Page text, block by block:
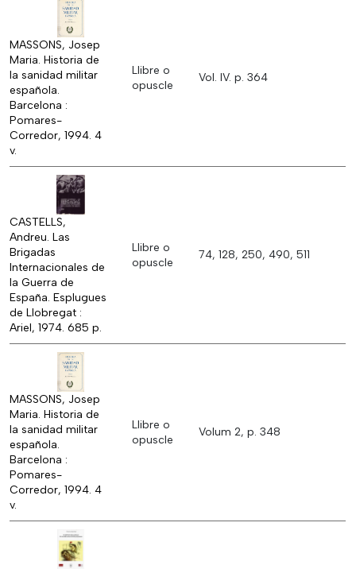
MASSONS, Josep
Maria. Historia de
la sanidad militar
española.
Barcelona :
Pomares-
Corredor, 1994. 4
v.
Llibre o
opuscle
Vol. IV. p. 364
CASTELLS,
Andreu. Las
Brigadas
Internacionales de
la Guerra de
España. Esplugues
de Llobregat :
Ariel, 1974. 685 p.
Llibre o
opuscle
74, 128, 250, 490, 511
MASSONS, Josep
Maria. Historia de
la sanidad militar
española.
Barcelona :
Pomares-
Corredor, 1994. 4
v.
Llibre o
opuscle
Volum 2, p. 348